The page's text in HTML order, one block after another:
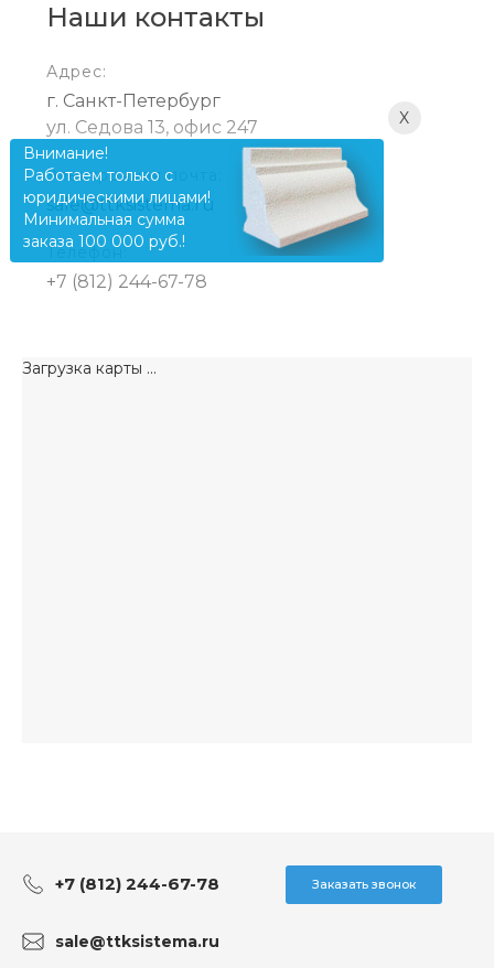
Наши контакты
Адрес:
г. Санкт-Петербург
ул. Седова 13, офис 247
Электронная почта:
sale@ttksistema.ru
Телефон:
+7 (812) 244-67-78
Загрузка карты ...
+7 (812) 244-67-78 Заказать звонок
sale@ttksistema.ru
X
Внимание!
Работаем только с
юридическими лицами!
Минимальная сумма
заказа 100 000 руб.!